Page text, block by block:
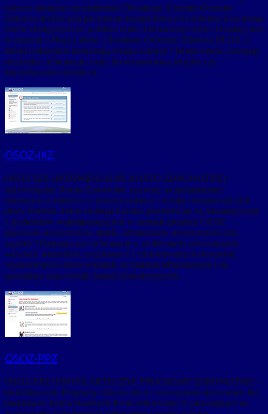
lekowe dostępne na platformie Otwartego Systemu Ochrony
Zdrowia dostarczają pacjentom kompleksowych informacji na temat
leków dostępnych na polskim rynku farmaceutycznym. Działają one
w oparciu o Bazę Leków i Środków Ochrony Zdrowia BLOZ, z
której codziennie korzystają tysiące lekarzy i farmaceutów, czerpiąc
niezbędne informacje, m.in. do wystawienia recepty czy
kontrolowania interakcji.
OSOZ-IKZ
OSOZ-IKZ (INDYWIDUALNE KONTO ZDROWOTNE) -
indywidualne Konto Zdrowotne pozwala na gromadzenie
informacji o zdrowiu w jednym miejscu i dostęp dostępie do nich
przez Internet. Dane zasilające konto gromadzone są automatycznie
z podmiotów współpracujących w ramach projektu OSOZ –
placówek medycznych, aptek, laboratoriów medycznych oraz
szpitali. Obejmują one informacje o problemach zdrowotnych,
wizytach lekarskich, wypisanych i zrealizowanych receptach,
wystawionych skierowaniach na badania laboratoryjne i do
specjalisty oraz wyniki badań laboratoryjnych.
OSOZ-PPZ
OSOZ-PPZ (PROFILAKTYCZNE PROGRAMY ZDROWOTNE) -
profilaktyczne Programy Zdrowotne to rozwiązanie skierowane dla
posiadaczy Indywidualnych Kont Zdrowotnych, pozwalające na